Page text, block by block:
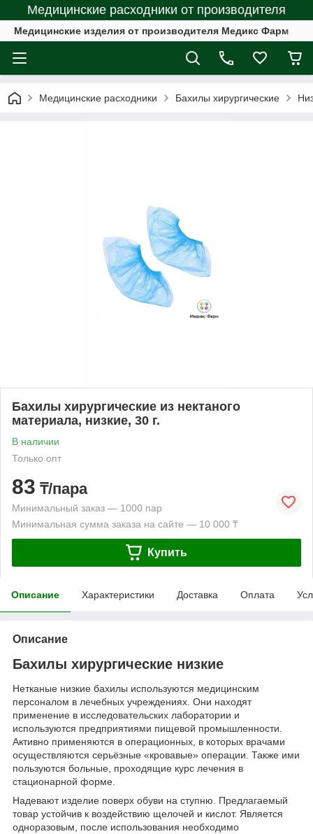
Медицинские расходники от производителя
Медицинские изделия от производителя Медикс Фарм
Медицинские расходники Бахилы хирургические
Бахилы хирургические из нектаного
материала, низкие, 30 г.
В наличии
Только опт
83 ₸/пара
Минимальный заказ — 1000 пар
Минимальная сумма заказа на сайте — 10 000 ₸
Купить
Описание Характеристики Доставка Оплата
Описание
Бахилы хирургические низкие
Нетканые низкие бахилы используются медицинским
персоналом в лечебных учреждениях. Они находят
применение в исследовательских лаборатории и
используются предприятиями пищевой промышленности.
Активно применяются в операционных, в которых врачами
осуществляются серьёзные «кровавые» операции. Также ими
пользуются больные, проходящие курс лечения в
стационарной форме.
Надевают изделие поверх обуви на ступню. Предлагаемый
товар устойчив к воздействию щелочей и кислот. Является
одноразовым, после использования необходимо